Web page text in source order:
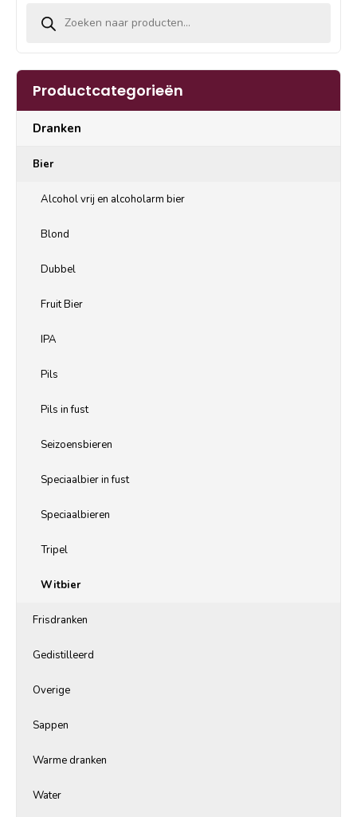
Productcategorieën
Dranken
Bier
Alcohol vrij en alcoholarm bier
Blond
Dubbel
Fruit Bier
IPA
Pils
Pils in fust
Seizoensbieren
Speciaalbier in fust
Speciaalbieren
Tripel
Witbier
Frisdranken
Gedistilleerd
Overige
Sappen
Warme dranken
Water